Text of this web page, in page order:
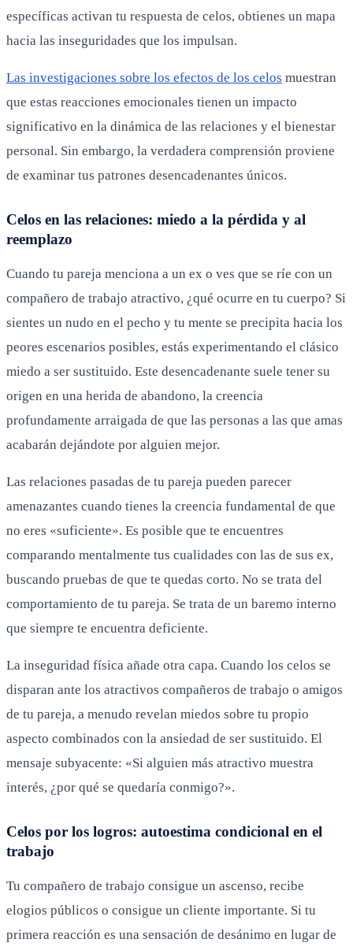
específicas activan tu respuesta de celos, obtienes un mapa
hacia las inseguridades que los impulsan.
Las investigaciones sobre los efectos de los celos muestran
que estas reacciones emocionales tienen un impacto
significativo en la dinámica de las relaciones y el bienestar
personal. Sin embargo, la verdadera comprensión proviene
de examinar tus patrones desencadenantes únicos.
Celos en las relaciones: miedo a la pérdida y al
reemplazo
Cuando tu pareja menciona a un ex o ves que se ríe con un
compañero de trabajo atractivo, ¿qué ocurre en tu cuerpo? Si
sientes un nudo en el pecho y tu mente se precipita hacia los
peores escenarios posibles, estás experimentando el clásico
miedo a ser sustituido. Este desencadenante suele tener su
origen en una herida de abandono, la creencia
profundamente arraigada de que las personas a las que amas
acabarán dejándote por alguien mejor.
Las relaciones pasadas de tu pareja pueden parecer
amenazantes cuando tienes la creencia fundamental de que
no eres «suficiente». Es posible que te encuentres
comparando mentalmente tus cualidades con las de sus ex,
buscando pruebas de que te quedas corto. No se trata del
comportamiento de tu pareja. Se trata de un baremo interno
que siempre te encuentra deficiente.
La inseguridad física añade otra capa. Cuando los celos se
disparan ante los atractivos compañeros de trabajo o amigos
de tu pareja, a menudo revelan miedos sobre tu propio
aspecto combinados con la ansiedad de ser sustituido. El
mensaje subyacente: «Si alguien más atractivo muestra
interés, ¿por qué se quedaría conmigo?».
Celos por los logros: autoestima condicional en el
trabajo
Tu compañero de trabajo consigue un ascenso, recibe
elogios públicos o consigue un cliente importante. Si tu
primera reacción es una sensación de desánimo en lugar de